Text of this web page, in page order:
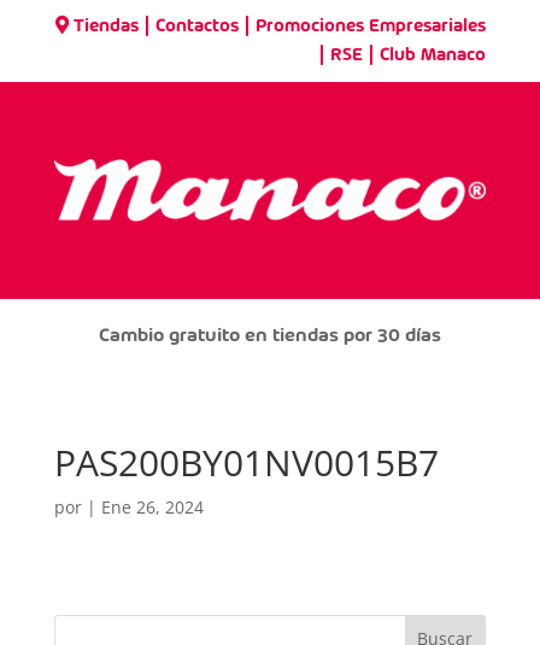
Tiendas |Contactos Promociones Empresariales
RSE |Club Manaco
Cambio gratuito en tiendas por 30 días
PAS200BY01NV0015B7
por | Ene 26, 2024